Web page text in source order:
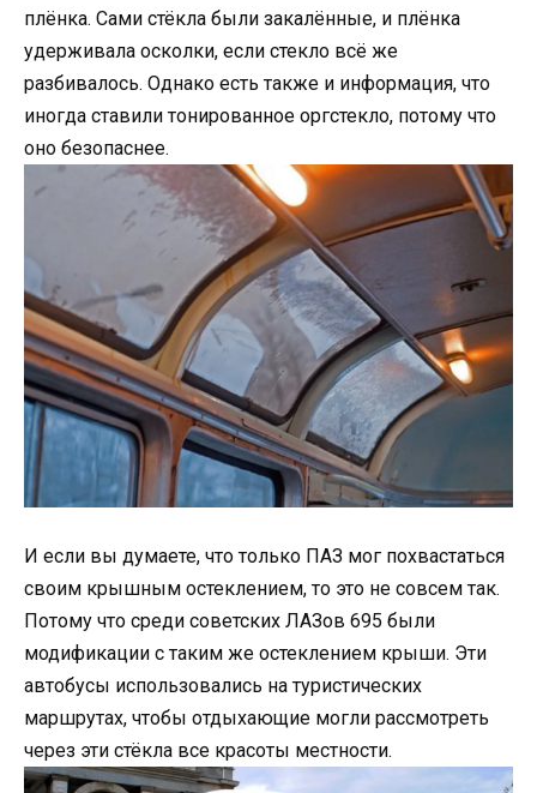
плёнка. Сами стёкла были закалённые, и плёнка
удерживала осколки, если стекло всё же
разбивалось. Однако есть также и информация, что
иногда ставили тонированное оргстекло, потому что
оно безопаснее.
И если вы думаете, что только ПАЗ мог похвастаться
своим крышным остеклением, то это не совсем так.
Потому что среди советских ЛАЗов 695 были
модификации с таким же остеклением крыши. Эти
автобусы использовались на туристических
маршрутах, чтобы отдыхающие могли рассмотреть
через эти стёкла все красоты местности.